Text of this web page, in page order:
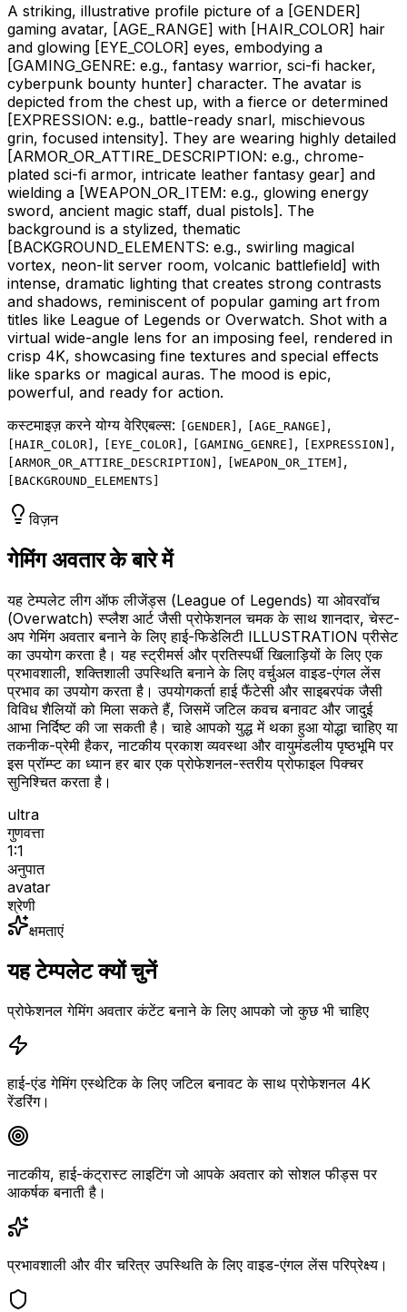
A striking, illustrative profile picture of a [GENDER]
gaming avatar, [AGE_RANGE] with [HAIR_COLOR] hair
and glowing [EYE_COLOR] eyes, embodying a
[GAMING_GENRE: e.g., fantasy warrior, sci-fi hacker,
cyberpunk bounty hunter] character. The avatar is
depicted from the chest up, with a fierce or determined
[EXPRESSION: e.g., battle-ready snarl, mischievous
grin, focused intensity]. They are wearing highly detailed
[ARMOR_OR_ATTIRE_DESCRIPTION: e.g., chrome-
plated sci-fi armor, intricate leather fantasy gear] and
wielding a [WEAPON_OR_ITEM: e.g., glowing energy
sword, ancient magic staff, dual pistols]. The
background is a stylized, thematic
[BACKGROUND_ELEMENTS: e.g., swirling magical
vortex, neon-lit server room, volcanic battlefield] with
intense, dramatic lighting that creates strong contrasts
and shadows, reminiscent of popular gaming art from
titles like League of Legends or Overwatch. Shot with a
virtual wide-angle lens for an imposing feel, rendered in
crisp 4K, showcasing fine textures and special effects
like sparks or magical auras. The mood is epic,
powerful, and ready for action.
कस्टमाइज़ करने योग्य वेरिएबल्स:
GENDER , AGE_RANGE ,
HAIR_COLOR , EYE_COLOR , GAMING_GENRE , EXPRESSION ,
ARMOR_OR_ATTIRE_DESCRIPTION , WEAPON_OR_ITEM ,
BACKGROUND_ELEMENTS
विज़न
गेमिंग अवतार के बारे में
यह टेम्पलेट लीग ऑफ लीजेंड्स (League of Legends) या ओवरवॉच
(Overwatch) स्प्लैश आर्ट जैसी प्रोफेशनल चमक के साथ शानदार, चेस्ट-
अप गेमिंग अवतार बनाने के लिए हाई-फिडेलिटी ILLUSTRATION प्रीसेट
का उपयोग करता है। यह स्ट्रीमर्स और प्रतिस्पर्धी खिलाड़ियों के लिए एक
प्रभावशाली, शक्तिशाली उपस्थिति बनाने के लिए वर्चुअल वाइड-एंगल लेंस
प्रभाव का उपयोग करता है। उपयोगकर्ता हाई फैंटेसी और साइबरपंक जैसी
विविध शैलियों को मिला सकते हैं, जिसमें जटिल कवच बनावट और जादुई
आभा निर्दिष्ट की जा सकती है। चाहे आपको युद्ध में थका हुआ योद्धा चाहिए या
तकनीक-प्रेमी हैकर, नाटकीय प्रकाश व्यवस्था और वायुमंडलीय पृष्ठभूमि पर
इस प्रॉम्प्ट का ध्यान हर बार एक प्रोफेशनल-स्तरीय प्रोफाइल पिक्चर
सुनिश्चित करता है।
ultra
गुणवत्ता
1:1
अनुपात
avatar
श्रेणी
क्षमताएं
यह टेम्पलेट क्यों चुनें
प्रोफेशनल गेमिंग अवतार कंटेंट बनाने के लिए आपको जो कुछ भी चाहिए
हाई-एंड गेमिंग एस्थेटिक के लिए जटिल बनावट के साथ प्रोफेशनल 4K
रेंडरिंग।
नाटकीय, हाई-कंट्रास्ट लाइटिंग जो आपके अवतार को सोशल फीड्स पर
आकर्षक बनाती है।
प्रभावशाली और वीर चरित्र उपस्थिति के लिए वाइड-एंगल लेंस परिप्रेक्ष्य।